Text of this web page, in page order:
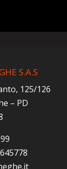
S.A.S
125/126
– PD